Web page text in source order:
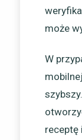
może
W
receptę